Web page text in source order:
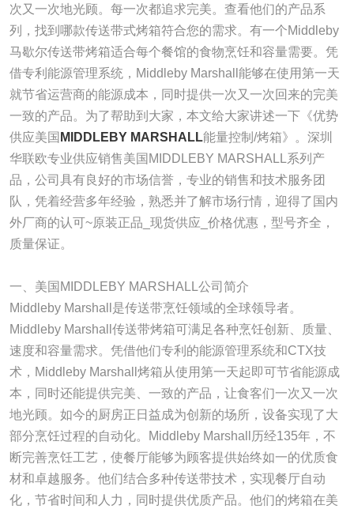
次又一次地光顾。每一次都追求完美。查看他们的产品系
列，找到哪款传送带式烤箱符合您的需求。有一个Middleby
马歇尔传送带烤箱适合每个餐馆的食物烹饪和容量需要。凭
借专利能源管理系统，Middleby Marshall能够在使用第一天
就节省运营商的能源成本，同时提供一次又一次回来的完美
一致的产品。为了帮助到大家，本文给大家讲述一下《优势
供应美国 MIDDLEBY MARSHALL能量控制/烤箱》。深圳
华联欧专业供应销售美国MIDDLEBY MARSHALL系列产
品，公司具有良好的市场信誉，专业的销售和技术服务团
队，凭着经营多年经验，熟悉并了解市场行情，迎得了国内
外厂商的认可~原装正品_现货供应_价格优惠，型号齐全，
质量保证。
一、美国MIDDLEBY MARSHALL公司简介
Middleby Marshall是传送带烹饪领域的全球领导者。
Middleby Marshall传送带烤箱可满足各种烹饪创新、质量、
速度和容量需求。凭借他们专利的能源管理系统和CTX技
术，Middleby Marshall烤箱从使用第一天起即可节省能源成
本，同时还能提供完美、一致的产品，让食客们一次又一次
地光顾。如今的厨房正日益成为创新的场所，设备实现了大
部分烹饪过程的自动化。Middleby Marshall历经135年，不
断完善烹饪工艺，使餐厅能够为顾客提供始终如一的优质食
材和卓越服务。他们结合多种传送带技术，实现餐厅自动
化，节省时间和人力，同时提供优质产品。他们的烤箱在美